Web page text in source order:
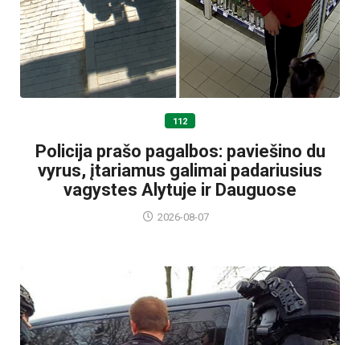
112
Policija prašo pagalbos: paviešino du
vyrus, įtariamus galimai padariusius
vagystes Alytuje ir Dauguose
2026-08-07